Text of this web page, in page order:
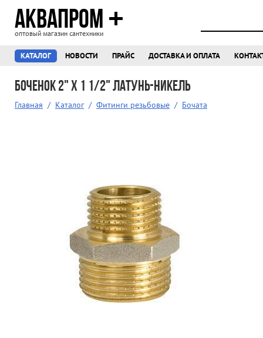
АКВАПРОМ
оптовый магазин сантехники
КАТАЛОГ НОВОСТИ ПРАЙС ДОСТАВКА И ОПЛАТА
Боченок 2" X 1 1/2" латунь-никель
Главная / Каталог / Фитинги резьбовые / Бочата